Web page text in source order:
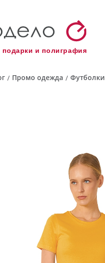
и полиграфия
/ Промо одежда / Футболки